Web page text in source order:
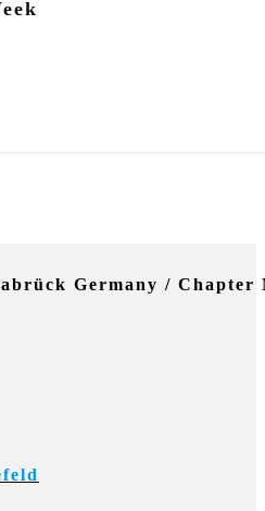
Germany / Chapter